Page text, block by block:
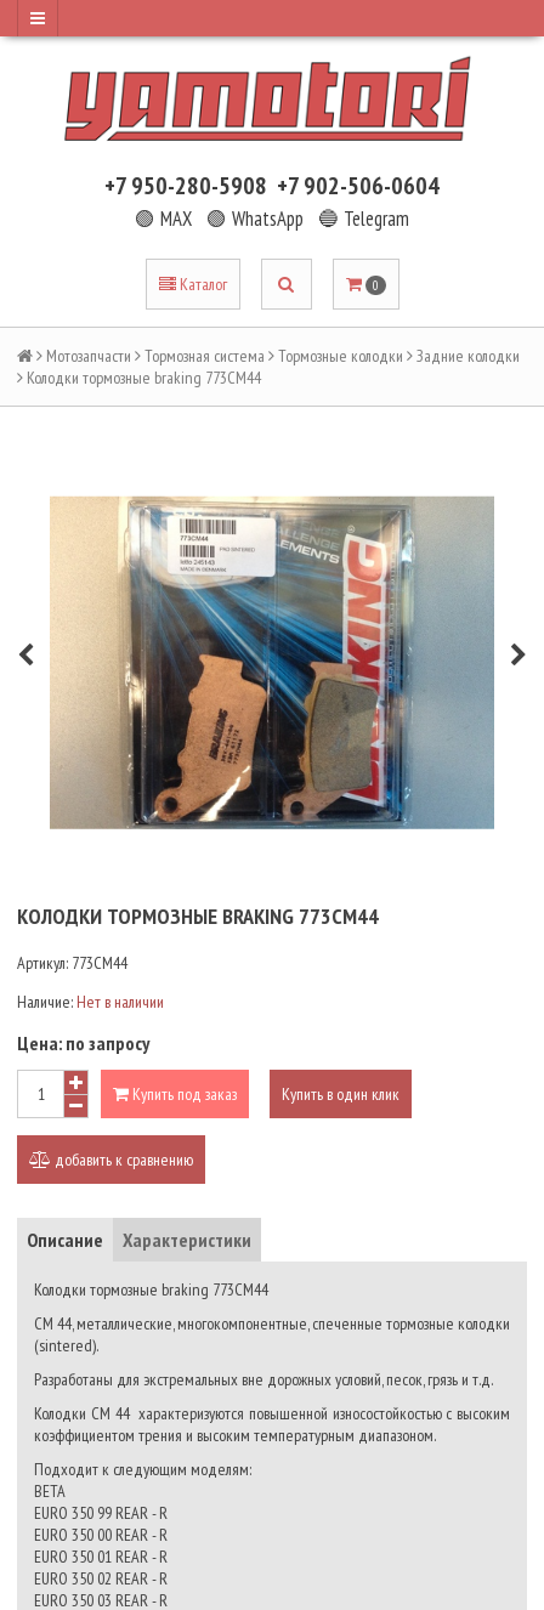
+7 950-280-5908 +7 902-506-0604
🟢 MAX 🟢 WhatsApp 🔵 Telegram
Каталог 0
Мотозапчасти Тормозная система Тормозные колодки
Задние колодки
Колодки тормозные braking 773CM44
КОЛОДКИ ТОРМОЗНЫЕ BRAKING 773CM44
Артикул: 773CM44
Наличие: Нет в наличии
Цена: по запросу
Купить под заказ Купить в один клик
добавить к сравнению
Описание Характеристики
Колодки тормозные braking 773CM44
СМ 44, металлические, многокомпонентные, спеченные тормозные колодки
(sintered).
Разработаны для экстремальных вне дорожных условий, песок, грязь и т.д.
Колодки СМ 44 характеризуются повышенной износостойкостью с высоким
коэффициентом трения и высоким температурным диапазоном.
Подходит к следующим моделям:
BETA
EURO 350 99 REAR - R
EURO 350 00 REAR - R
EURO 350 01 REAR - R
EURO 350 02 REAR - R
EURO 350 03 REAR - R